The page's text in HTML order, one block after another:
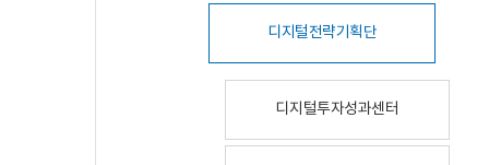
디지털전략기획단
디지털투자성과센터